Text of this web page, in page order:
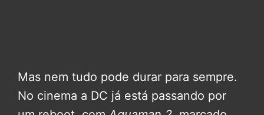
Mas nem tudo pode durar para sempre.
No cinema a DC já está passando por